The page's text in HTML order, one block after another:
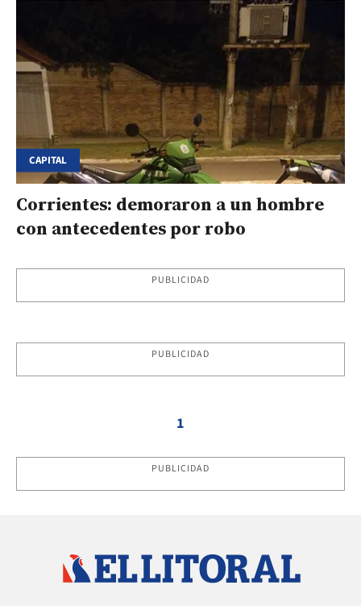
CAPITAL
Corrientes: demoraron a un hombre
con antecedentes por robo
PUBLICIDAD
PUBLICIDAD
1
PUBLICIDAD